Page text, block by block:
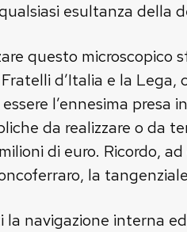
esultanza della
questo microscopico
d’Italia e la
l’ennesima
da realizzare o da
di euro. Ricordo,
la
navigazione interna